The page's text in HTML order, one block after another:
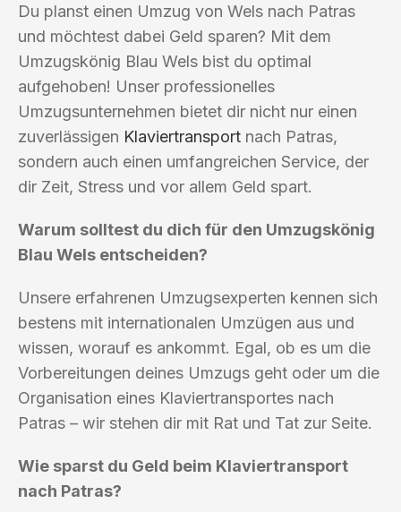
Du planst einen Umzug von Wels nach Patras
und möchtest dabei Geld sparen? Mit dem
Umzugskönig Blau Wels bist du optimal
aufgehoben! Unser professionelles
Umzugsunternehmen bietet dir nicht nur einen
zuverlässigen Klaviertransport nach Patras,
sondern auch einen umfangreichen Service, der
dir Zeit, Stress und vor allem Geld spart.
Warum solltest du dich für den Umzugskönig
Blau Wels entscheiden?
Unsere erfahrenen Umzugsexperten kennen sich
bestens mit internationalen Umzügen aus und
wissen, worauf es ankommt. Egal, ob es um die
Vorbereitungen deines Umzugs geht oder um die
Organisation eines Klaviertransportes nach
Patras – wir stehen dir mit Rat und Tat zur Seite.
Wie sparst du Geld beim Klaviertransport
nach Patras?